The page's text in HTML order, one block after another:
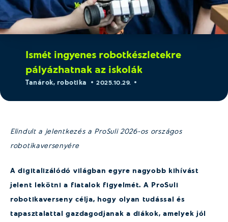
Ismét ingyenes robotkészletekre
pályázhatnak az iskolák
Tanárok, robotika 2025.10.29.
Elindult a jelentkezés a ProSuli 2026-os országos
robotikaversenyére
A digitalizálódó világban egyre nagyobb kihívást
jelent lekötni a fiatalok figyelmét. A ProSuli
robotikaverseny célja, hogy olyan tudással és
tapasztalattal gazdagodjanak a diákok, amelyek jól